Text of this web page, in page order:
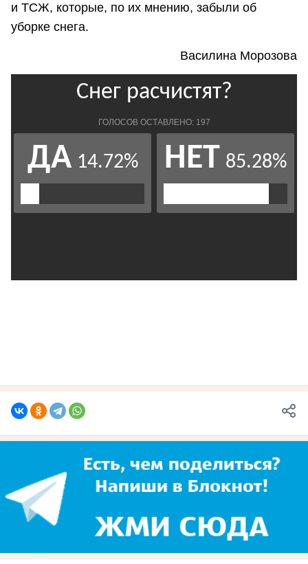
и ТСЖ, которые, по их мнению, забыли об
уборке снега.
Василина Морозова